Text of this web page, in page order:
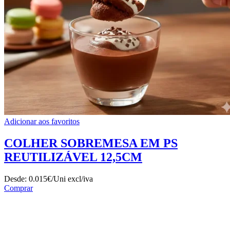
Adicionar aos favoritos
COLHER SOBREMESA EM PS
REUTILIZÁVEL 12,5CM
Desde: 0.015€/Uni excl/iva
Comprar